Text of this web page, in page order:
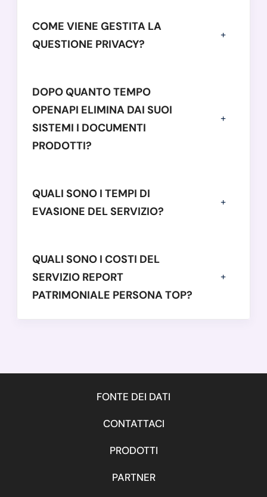
COME VIENE GESTITA LA
QUESTIONE PRIVACY?
DOPO QUANTO TEMPO
OPENAPI ELIMINA DAI SUOI
SISTEMI I DOCUMENTI
PRODOTTI?
QUALI SONO I TEMPI DI
EVASIONE DEL SERVIZIO?
QUALI SONO I COSTI DEL
SERVIZIO REPORT
PATRIMONIALE PERSONA TOP?
FONTE DEI DATI
CONTATTACI
PRODOTTI
PARTNER